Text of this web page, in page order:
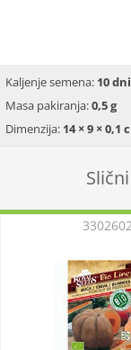
Kaljenje semena: 10 dni
Masa pakiranja:0,5 g
Dimenzija: 14 × 9 × 0,1